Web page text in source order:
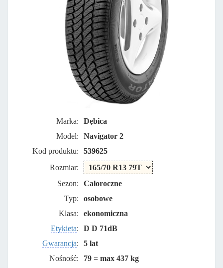
Marka:
Dębica
Model:
Navigator 2
Kod produktu:
539625
Rozmiar:
Sezon:
Całoroczne
Typ:
osobowe
Klasa:
ekonomiczna
Etykieta:
D D 71dB
Gwarancja:
5 lat
Nośność:
79 = max 437 kg